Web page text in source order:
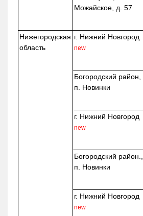
Можайское, д. 57
Нижегородская
область
г. Нижний Новгород
new
Богородский район,
п. Новинки
г. Нижний Новгород
new
Богородский район.,
п. Новинки
г. Нижний Новгород
new